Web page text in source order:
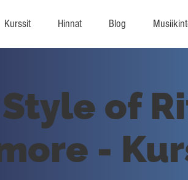
Kurssit Hinnat Blog
of
-